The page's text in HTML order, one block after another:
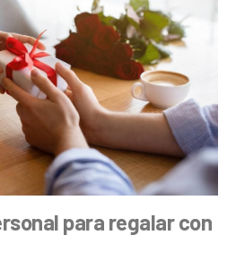
para regalar con